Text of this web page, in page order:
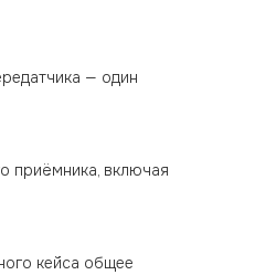
— один
приёмника, включая
кейса общее